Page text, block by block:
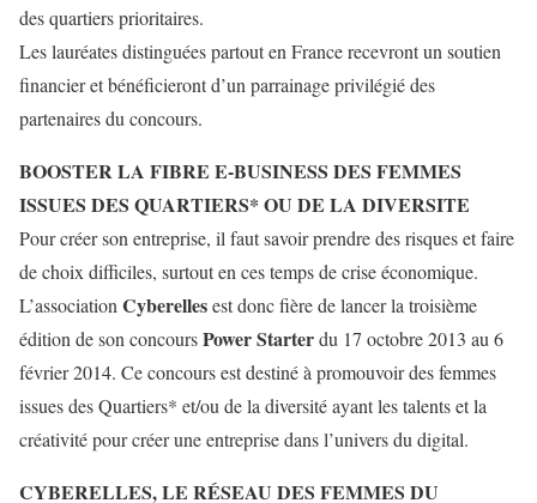
des quartiers prioritaires.
Les lauréates distinguées partout en France recevront un soutien
financier et bénéficieront d’un parrainage privilégié des
partenaires du concours.
BOOSTER LA FIBRE E-BUSINESS DES FEMMES
ISSUES DES QUARTIERS* OU DE LA DIVERSITE
Pour créer son entreprise, il faut savoir prendre des risques et faire
de choix difficiles, surtout en ces temps de crise économique.
L’association Cyberellesest donc fière de lancer la troisième
édition de son concoursPower Starterdu 17 octobre 2013 au 6
février 2014. Ce concours est destiné à promouvoir des femmes
issues des Quartiers* et/ou de la diversité ayant les talents et la
créativité pour créer une entreprise dans l’univers du digital.
CYBERELLES, LE RÉSEAU DES FEMMES DU